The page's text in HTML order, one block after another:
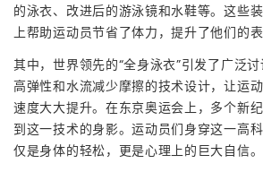
的泳衣、改进后的游泳镜和水鞋等。这些
上帮助运动员节省了体力，提升了他们的表
其中，世界领先的“全身泳衣”引发了广泛
高弹性和水流减少摩擦的技术设计，让运
速度大大提升。在东京奥运会上，多个新
到这一技术的身影。运动员们身穿这一高
仅是身体的轻松，更是心理上的巨大自信。